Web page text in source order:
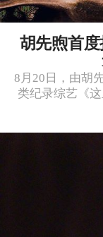
胡先煦首度
8月20日，由胡
类纪录综艺《